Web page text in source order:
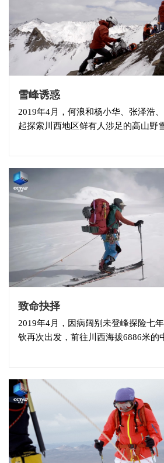
雪峰诱惑
2019年4月，何浪和杨小华、张泽浩
起探索川西地区鲜有人涉足的高山野
致命抉择
2019年4月，因病阔别未登峰探险七
钦再次出发，前往川西海拔6886米的